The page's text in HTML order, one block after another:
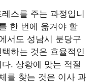
스를 주는 과정입니
한 번에 옮겨야 할
서도 성남시 분당구
하는 것은 효율적인
. 상황에 맞는 적절
를 찾는 것은 이사 과